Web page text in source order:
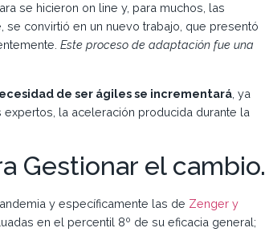
se hicieron on line y, para muchos, las
convirtió en un nuevo trabajo, que presentó
Este proceso de adaptación fue una
de ser ágiles se incrementará , ya
la aceleración producida durante la
Gestionar el cambio.
y específicamente las de Zenger y
en el percentil 8º de su eficacia general;